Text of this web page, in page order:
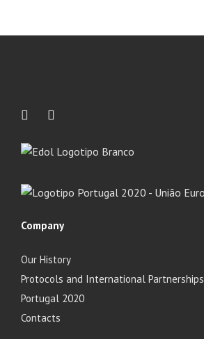
Company
Our History
Protocols and International Partnerships
Portugal 2020
Contacts